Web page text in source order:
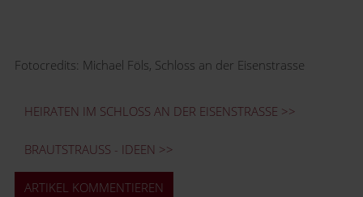
Fotocredits: Michael Föls, Schloss an der Eisenstrasse
HEIRATEN IM SCHLOSS AN DER EISENSTRASSE >>
BRAUTSTRAUSS - IDEEN >>
ARTIKEL KOMMENTIEREN